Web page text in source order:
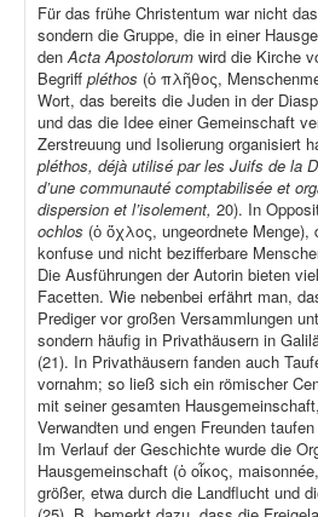
Für das frühe Christentum war nicht
sondern die Gruppe, die in einer
denActa Apostolorum wird die Kirche
Begriff pléthos (ὁ πλῆθος,
Wort, das bereits die Juden in der
und das die Idee einer Gemeinschaft
Zerstreuung und Isolierung organisiert
pléthos, déjà utilisé par les Juifs de la
d’une communauté comptabilisée et
dispersion et l’isolement, 20). In
ochlos (ὁ ὄχλος, ungeordnete Menge),
konfuse und nicht bezifferbare
Die Ausführungen der Autorin bieten
Facetten. Wie nebenbei erfährt man,
Prediger vor großen Versammlungen
sondern häufig in Privathäusern in
(21). In Privathäusern fanden auch
vornahm; so ließ sich ein römischer
mit seiner gesamten
Verwandten und engen Freunden
Im Verlauf der Geschichte wurde die
Hausgemeinschaft (ὁ οἶκος,
größer, etwa durch die Landflucht und